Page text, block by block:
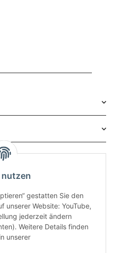
nutzen
gestatten Sie den
unserer Website: YouTube,
jederzeit ändern
Weitere Details finden
unserer